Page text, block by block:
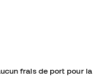
frais de port pour la